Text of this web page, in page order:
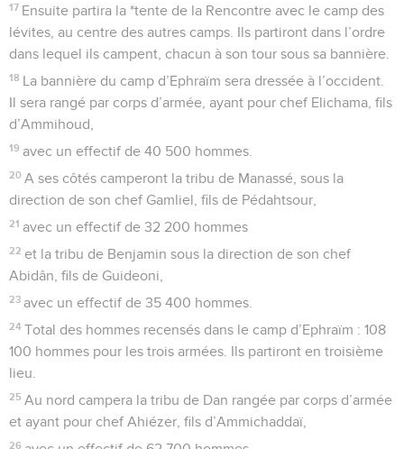
17 Ensuite partira la *tente de la Rencontre avec le camp des
lévites, au centre des autres camps. Ils partiront dans l’ordre
dans lequel ils campent, chacun à son tour sous sa bannière.
18 La bannière du camp d’Ephraïm sera dressée à l’occident.
Il sera rangé par corps d’armée, ayant pour chef Elichama, fils
d’Ammihoud,
19 avec un effectif de 40 500 hommes.
20 A ses côtés camperont la tribu de Manassé, sous la
direction de son chef Gamliel, fils de Pédahtsour,
21 avec un effectif de 32 200 hommes
22 et la tribu de Benjamin sous la direction de son chef
Abidân, fils de Guideoni,
23 avec un effectif de 35 400 hommes.
24 Total des hommes recensés dans le camp d’Ephraïm : 108
100 hommes pour les trois armées. Ils partiront en troisième
lieu.
25 Au nord campera la tribu de Dan rangée par corps d’armée
et ayant pour chef Ahiézer, fils d’Ammichaddaï,
26